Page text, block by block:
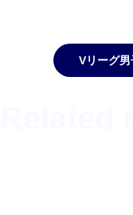
Vリーグ